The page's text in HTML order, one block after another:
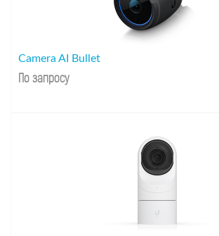
Camera AI Bullet
По запросу